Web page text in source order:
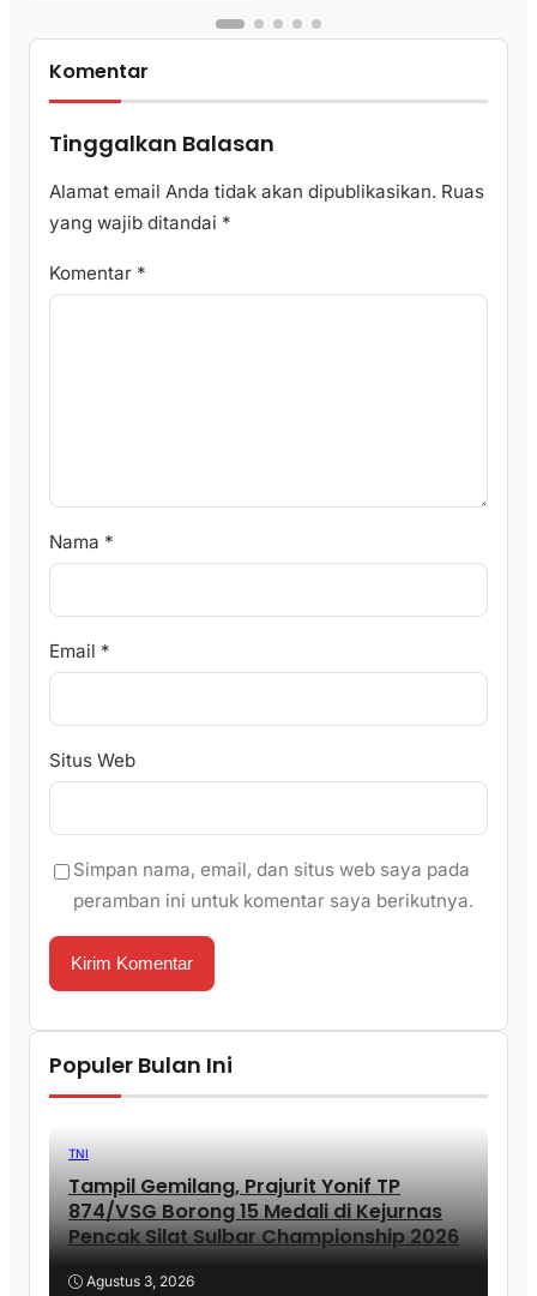
Komentar
Tinggalkan Balasan
Alamat email Anda tidak akan dipublikasikan. Ruas
yang wajib ditandai *
Komentar *
Nama *
Email *
Situs Web
Simpan nama, email, dan situs web saya pada
peramban ini untuk komentar saya berikutnya.
Populer Bulan Ini
TNI
Tampil Gemilang, Prajurit Yonif TP
874/VSG Borong 15 Medali di Kejurnas
Pencak Silat Sulbar Championship 2026
Agustus 3, 2026